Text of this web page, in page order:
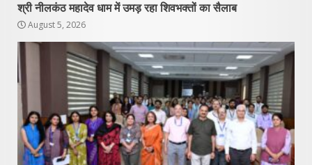
श्री नीलकंठ महादेव धाम में उमड़ रहा शिवभक्तों का सैलाब
August 5, 2026